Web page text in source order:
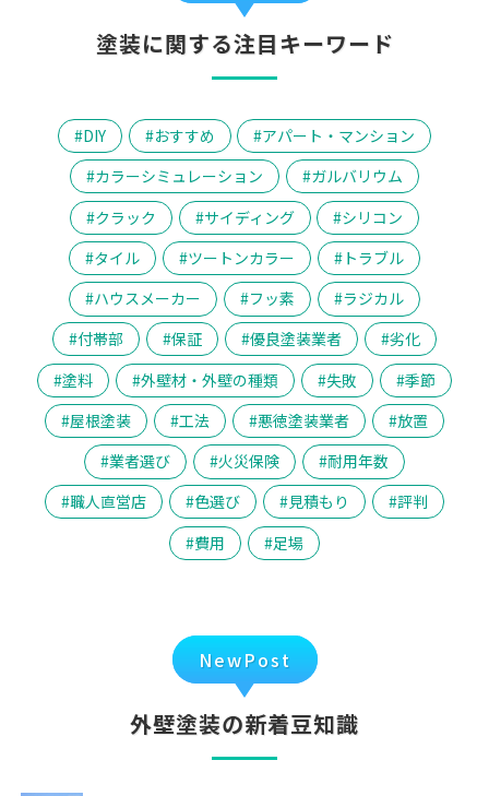
塗装に関する注目キーワード
DIY おすすめ
アパート・マンション
カラーシミュレーション
ガルバリウム
クラック
サイディング
シリコン
タイル
ツートンカラー
トラブル
ハウスメーカー
フッ素
ラジカル
付帯部
保証 優良塗装業者
劣化
塗料
外壁材・外壁の種類 失敗
季節
屋根塗装
工法 悪徳塗装業者
放置
業者選び
火災保険
耐用年数
職人直営店
色選び 見積もり
評判
費用
足場
NewPost
外壁塗装の新着豆知識